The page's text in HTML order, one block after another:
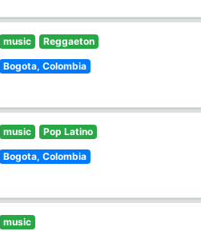
music Reggaeton
Bogota, Colombia
music Pop Latino
Bogota, Colombia
music